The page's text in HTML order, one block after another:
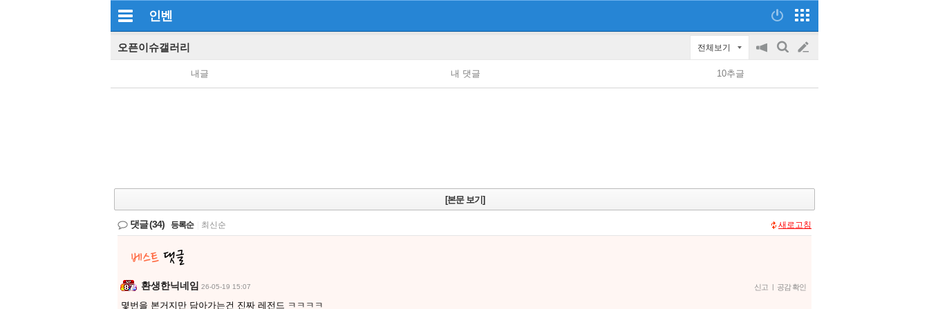
인벤
오픈이슈갤러리 전체보기
공
on/off
검
글
쓰
내글 내 댓글 10추글
[본문 보기]
댓글(34) 등록순 최신순 새로고침
환생한닉네임 26-05-19 15:07 신고 | 공감 확인
몇번을 본거지만 담아가는건 진짜 레전드 ㅋㅋㅋㅋ